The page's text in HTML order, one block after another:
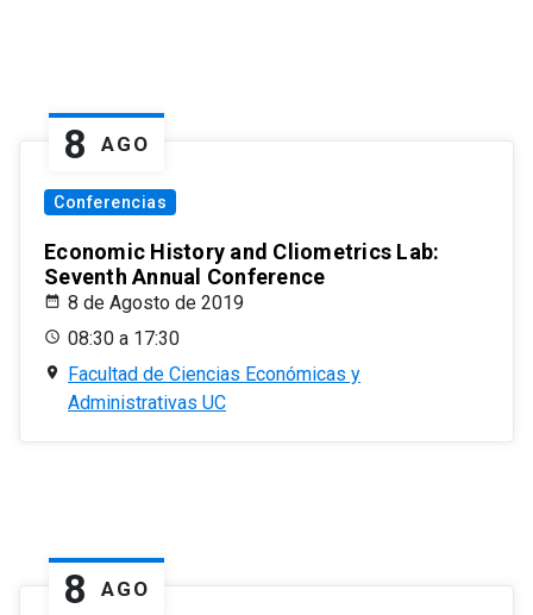
8 AGO
Conferencias
Economic History and Cliometrics Lab:
Seventh Annual Conference
8 de Agosto de 2019
08:30 a 17:30
Facultad de Ciencias Económicas y
Administrativas UC
8 AGO